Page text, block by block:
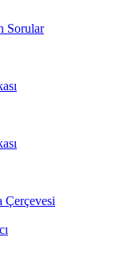
Sorular
Çerçevesi